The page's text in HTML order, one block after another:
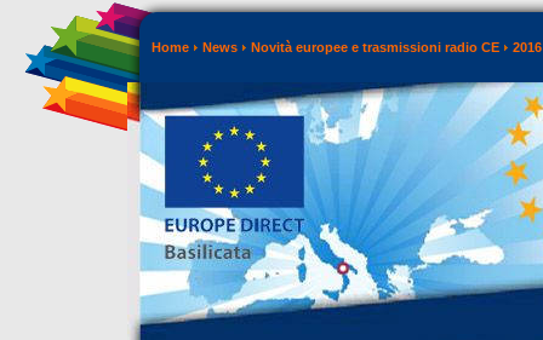
Home News Novità europee e trasmissioni radio CE 2016